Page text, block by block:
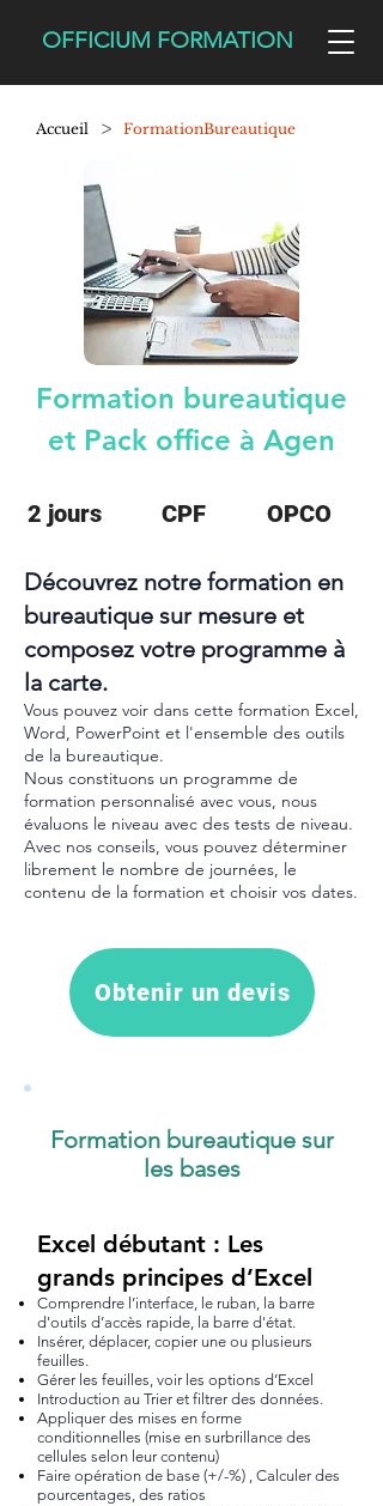
OFFICIUM FORMATION
Accueil > FormationBureautique
Formation bureautique
et Pack office à Agen
2 jours CPF OPCO
Découvrez notre formation en
bureautique sur mesure et
composez votre programme à
la carte.
Vous pouvez voir dans cette formation Excel,
Word, PowerPoint et l'ensemble des outils
de la bureautique.
Nous constituons un programme de
formation personnalisé avec vous, nous
évaluons le niveau avec des tests de niveau.
Avec nos conseils, vous pouvez déterminer
librement le nombre de journées, le
contenu de la formation et choisir vos dates.
Obtenir un devis
Formation bureautique sur
les bases
Excel débutant : Les
grands principes d’Excel
Comprendre l’interface, le ruban, la barre
d'outils d’accès rapide, la barre d'état.
Insérer, déplacer, copier une ou plusieurs
feuilles.
Gérer les feuilles, voir les options d’Excel
Introduction au Trier et filtrer des données.
Appliquer des mises en forme
conditionnelles (mise en surbrillance des
cellules selon leur contenu)
Faire opération de base (+/-%) , Calculer des
pourcentages, des ratios